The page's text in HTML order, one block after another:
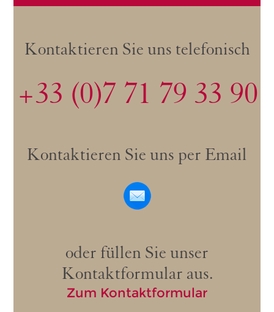
Kontaktieren Sie uns telefonisch
+33 (0)7 71 79 33 90
Kontaktieren Sie uns per Email
oder füllen Sie unser
Kontaktformular aus.
Zum Kontaktformular